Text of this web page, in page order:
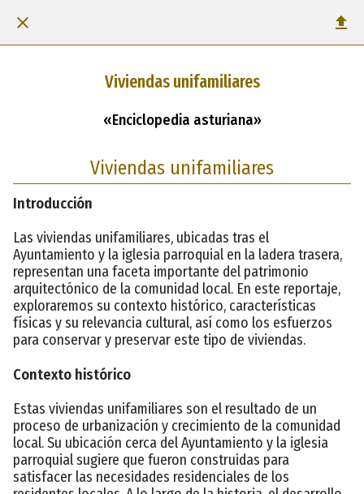
Viviendas unifamiliares
«Enciclopedia asturiana»
Viviendas unifamiliares
Introducción
Las viviendas unifamiliares, ubicadas tras el
Ayuntamiento y la iglesia parroquial en la ladera trasera,
representan una faceta importante del patrimonio
arquitectónico de la comunidad local. En este reportaje,
exploraremos su contexto histórico, características
físicas y su relevancia cultural, así como los esfuerzos
para conservar y preservar este tipo de viviendas.
Contexto histórico
Estas viviendas unifamiliares son el resultado de un
proceso de urbanización y crecimiento de la comunidad
local. Su ubicación cerca del Ayuntamiento y la iglesia
parroquial sugiere que fueron construidas para
satisfacer las necesidades residenciales de los